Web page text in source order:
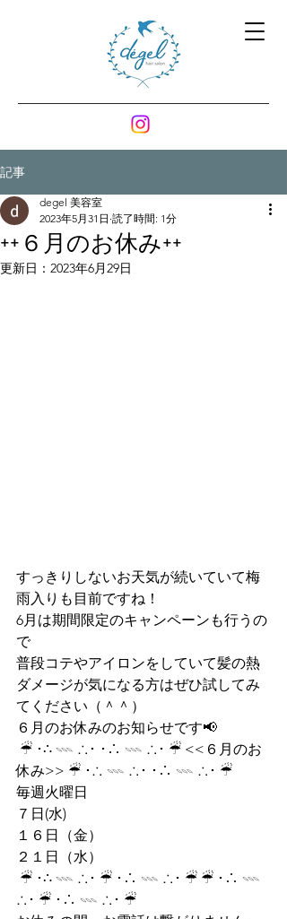
記事
++６月のお休み++
degel 美容室
2023年5月31日 読了時間: 1分
更新日： 2023年6月29日
すっきりしないお天気が続いていて梅
雨入りも目前ですね！
6月は期間限定のキャンペーンも行うの
で
普段コテやアイロンをしていて髪の熱
ダメージが気になる方はぜひ試してみ
てください（＾＾）
６月のお休みのお知らせです📢
休み>> ☔︎ ･∴ 𓇠 ∴･ ･∴ 𓇠 ∴･ ☔︎
毎週火曜日
７日(水)
１６日（金）
２１日（水）
∴･ ☔︎ ･∴ 𓇠 ∴･ ☔︎